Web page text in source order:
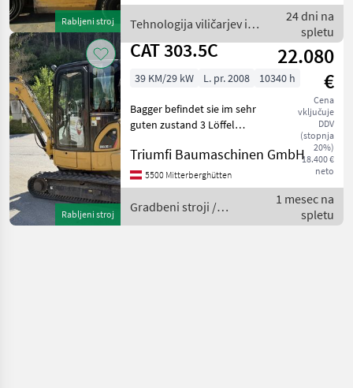
Rabljeni stroj
hinten: Vollgummi
Tehnologija viličarjev in
skladišča / CAT
24 dni na
spletu
Rabljeni stroj
CAT 303.5C
22.080
€
Cena
vključuje
DDV
(stopnja
20%)
18.400 €
neto
39 KM/29 kW L. pr. 2008 10340 h
Bagger befindet sie im sehr
guten zustand 3 Löffel
Triumfi Baumaschinen GmbH
5500 Mitterberghütten
Gradbeni stroji /
CAT
1 mesec na
spletu